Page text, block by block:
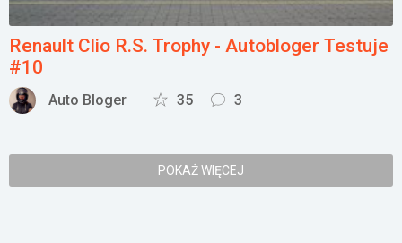
Renault Clio R.S. Trophy - Autobloger Testuje
#10
Auto Bloger 35 3
POKAŻ WIĘCEJ